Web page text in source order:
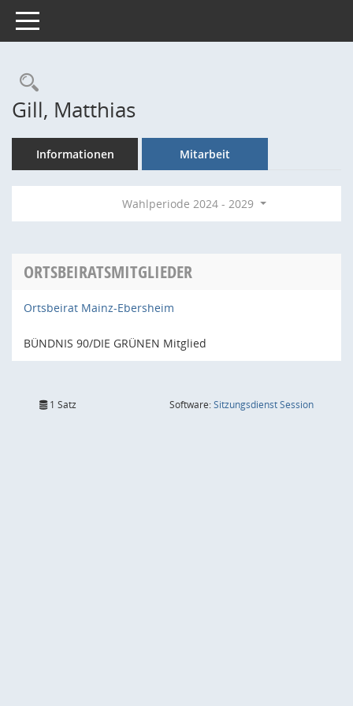
Toggle navigation
Rechercheauswahl
Gill, Matthias
Informationen Mitarbeit
Wahlperiode 2024 - 2029
ORTSBEIRATSMITGLIEDER
Ortsbeirat Mainz-Ebersheim
BÜNDNIS 90/DIE GRÜNEN Mitglied
1 Satz Software:SitzungsdienstSession(Wird in